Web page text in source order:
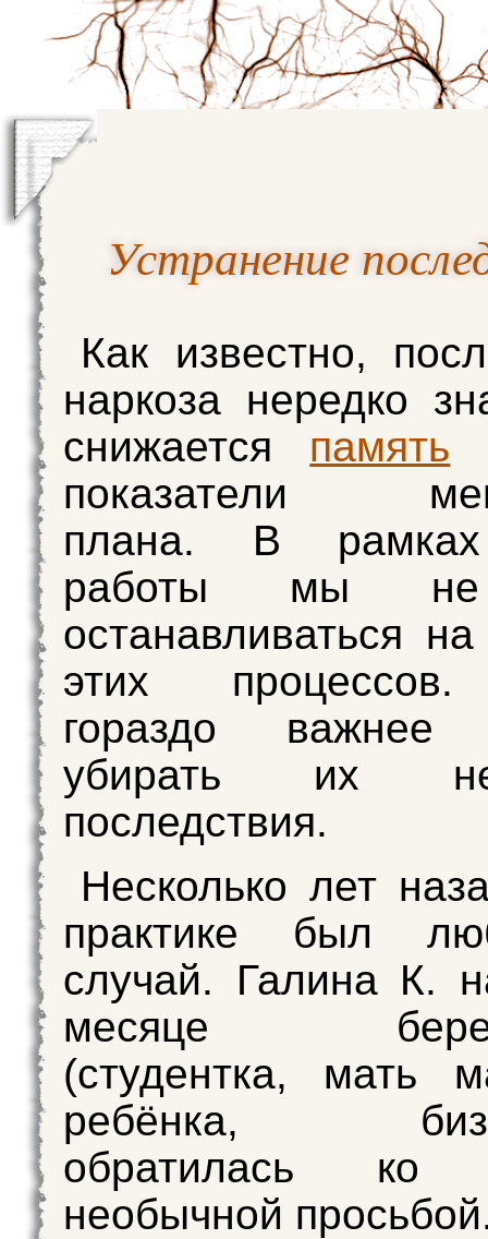
Устранение
Как известно,
наркоза нередко
снижается память
показатели
плана. В
работы мы
останавливаться
этих
гораздо важнее
убирать их
последствия.
Несколько лет
практике был
случай. Галина К.
месяце
(студентка, мать
ребёнка,
обратилась
необычной